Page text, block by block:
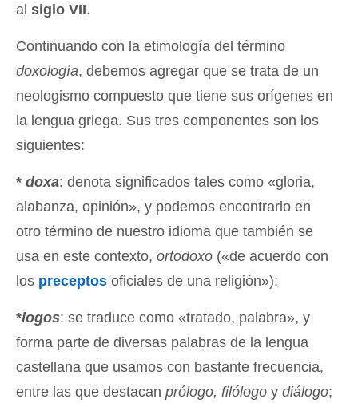
al siglo VII.
Continuando con la etimología del término
doxología, debemos agregar que se trata de un
neologismo compuesto que tiene sus orígenes en
la lengua griega. Sus tres componentes son los
siguientes:
* doxa: denota significados tales como «gloria,
alabanza, opinión», y podemos encontrarlo en
otro término de nuestro idioma que también se
usa en este contexto, ortodoxo («de acuerdo con
los preceptos oficiales de una religión»);
*logos: se traduce como «tratado, palabra», y
forma parte de diversas palabras de la lengua
castellana que usamos con bastante frecuencia,
entre las que destacan prólogo, filólogo y diálogo;